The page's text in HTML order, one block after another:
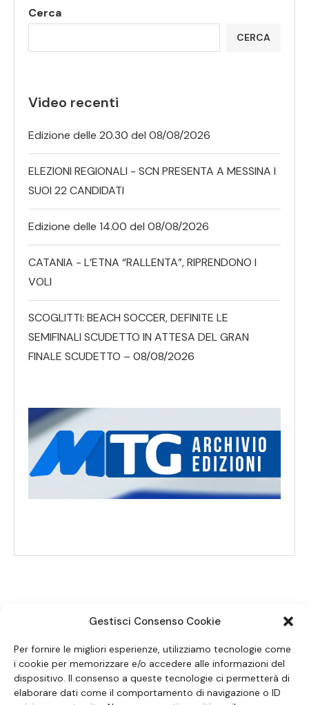
Gestisci Consenso Cookie
Per fornire le migliori esperienze, utilizziamo tecnologie come
i cookie per memorizzare e/o accedere alle informazioni del
dispositivo. Il consenso a queste tecnologie ci permetterà di
elaborare dati come il comportamento di navigazione o ID
Cerca
CERCA
Video recenti
Edizione delle 20.30 del 08/08/2026
ELEZIONI REGIONALI - SCN PRESENTA A MESSINA I
SUOI 22 CANDIDATI
Edizione delle 14.00 del 08/08/2026
CATANIA - L’ETNA “RALLENTA”, RIPRENDONO I
VOLI
SCOGLITTI: BEACH SOCCER, DEFINITE LE
SEMIFINALI SCUDETTO IN ATTESA DEL GRAN
FINALE SCUDETTO – 08/08/2026
SEGUICI SUI SOCIAL